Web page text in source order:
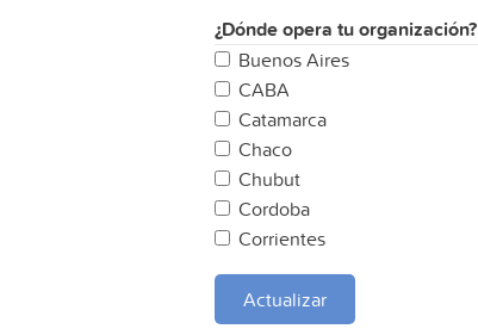
¿Dónde opera tu organización?
Buenos Aires
CABA
Catamarca
Chaco
Chubut
Cordoba
Corrientes
Entre Rios
Formosa
Jujuy
Actualizar